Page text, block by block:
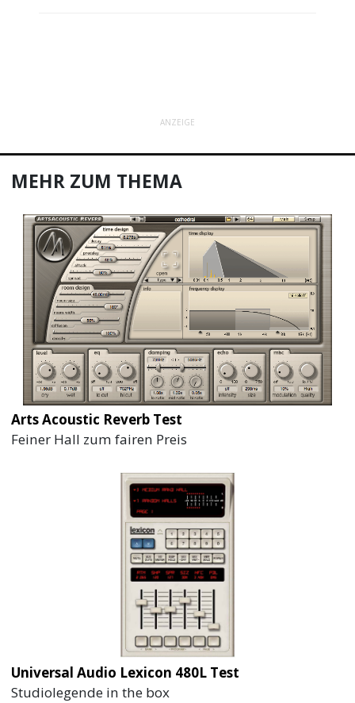
ANZEIGE
MEHR ZUM THEMA
Arts Acoustic Reverb Test
Feiner Hall zum fairen Preis
Universal Audio Lexicon 480L Test
Studiolegende in the box